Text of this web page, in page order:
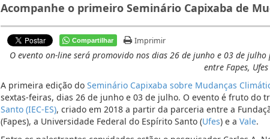
Acompanhe o primeiro Seminário Capixaba de
Compartilhar Imprimir
O evento on-line será promovido nos dias 26 de junho e 03 de
entre Fapes, Ufes
A primeira edição do Seminário Capixaba sobre Mudanças
sextas-feiras, dias 26 de junho e 03 de julho. O evento é fruto do
Santo (IEC-ES), criado em 2018 a partir da parceria entre a
(Fapes), a Universidade Federal do Espírito Santo (Ufes) e a Vale.